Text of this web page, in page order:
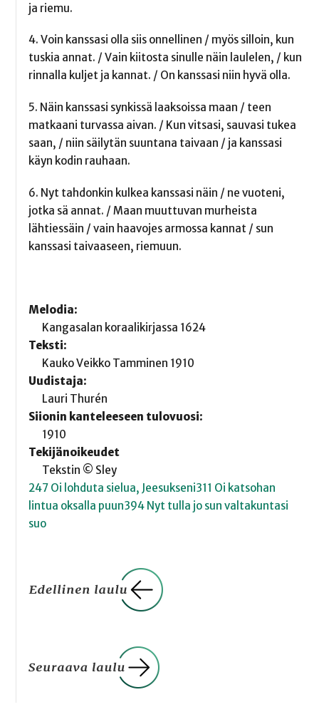
ja riemu.
4. Voin kanssasi olla siis onnellinen / myös silloin, kun
tuskia annat. / Vain kiitosta sinulle näin laulelen, / kun
rinnalla kuljet ja kannat. / On kanssasi niin hyvä olla.
5. Näin kanssasi synkissä laaksoissa maan / teen
matkaani turvassa aivan. / Kun vitsasi, sauvasi tukea
saan, / niin säilytän suuntana taivaan / ja kanssasi
käyn kodin rauhaan.
6. Nyt tahdonkin kulkea kanssasi näin / ne vuoteni,
jotka sä annat. / Maan muuttuvan murheista
lähtiessäin / vain haavojes armossa kannat / sun
kanssasi taivaaseen, riemuun.
Melodia:
Kangasalan koraalikirjassa 1624
Teksti:
Kauko Veikko Tamminen 1910
Uudistaja:
Lauri Thurén
Siionin kanteleeseen tulovuosi:
1910
Tekijänoikeudet
Tekstin © Sley
247 Oi lohduta sielua, Jeesukseni311 Oi katsohan
lintua oksalla puun394 Nyt tulla jo sun valtakuntasi
suo